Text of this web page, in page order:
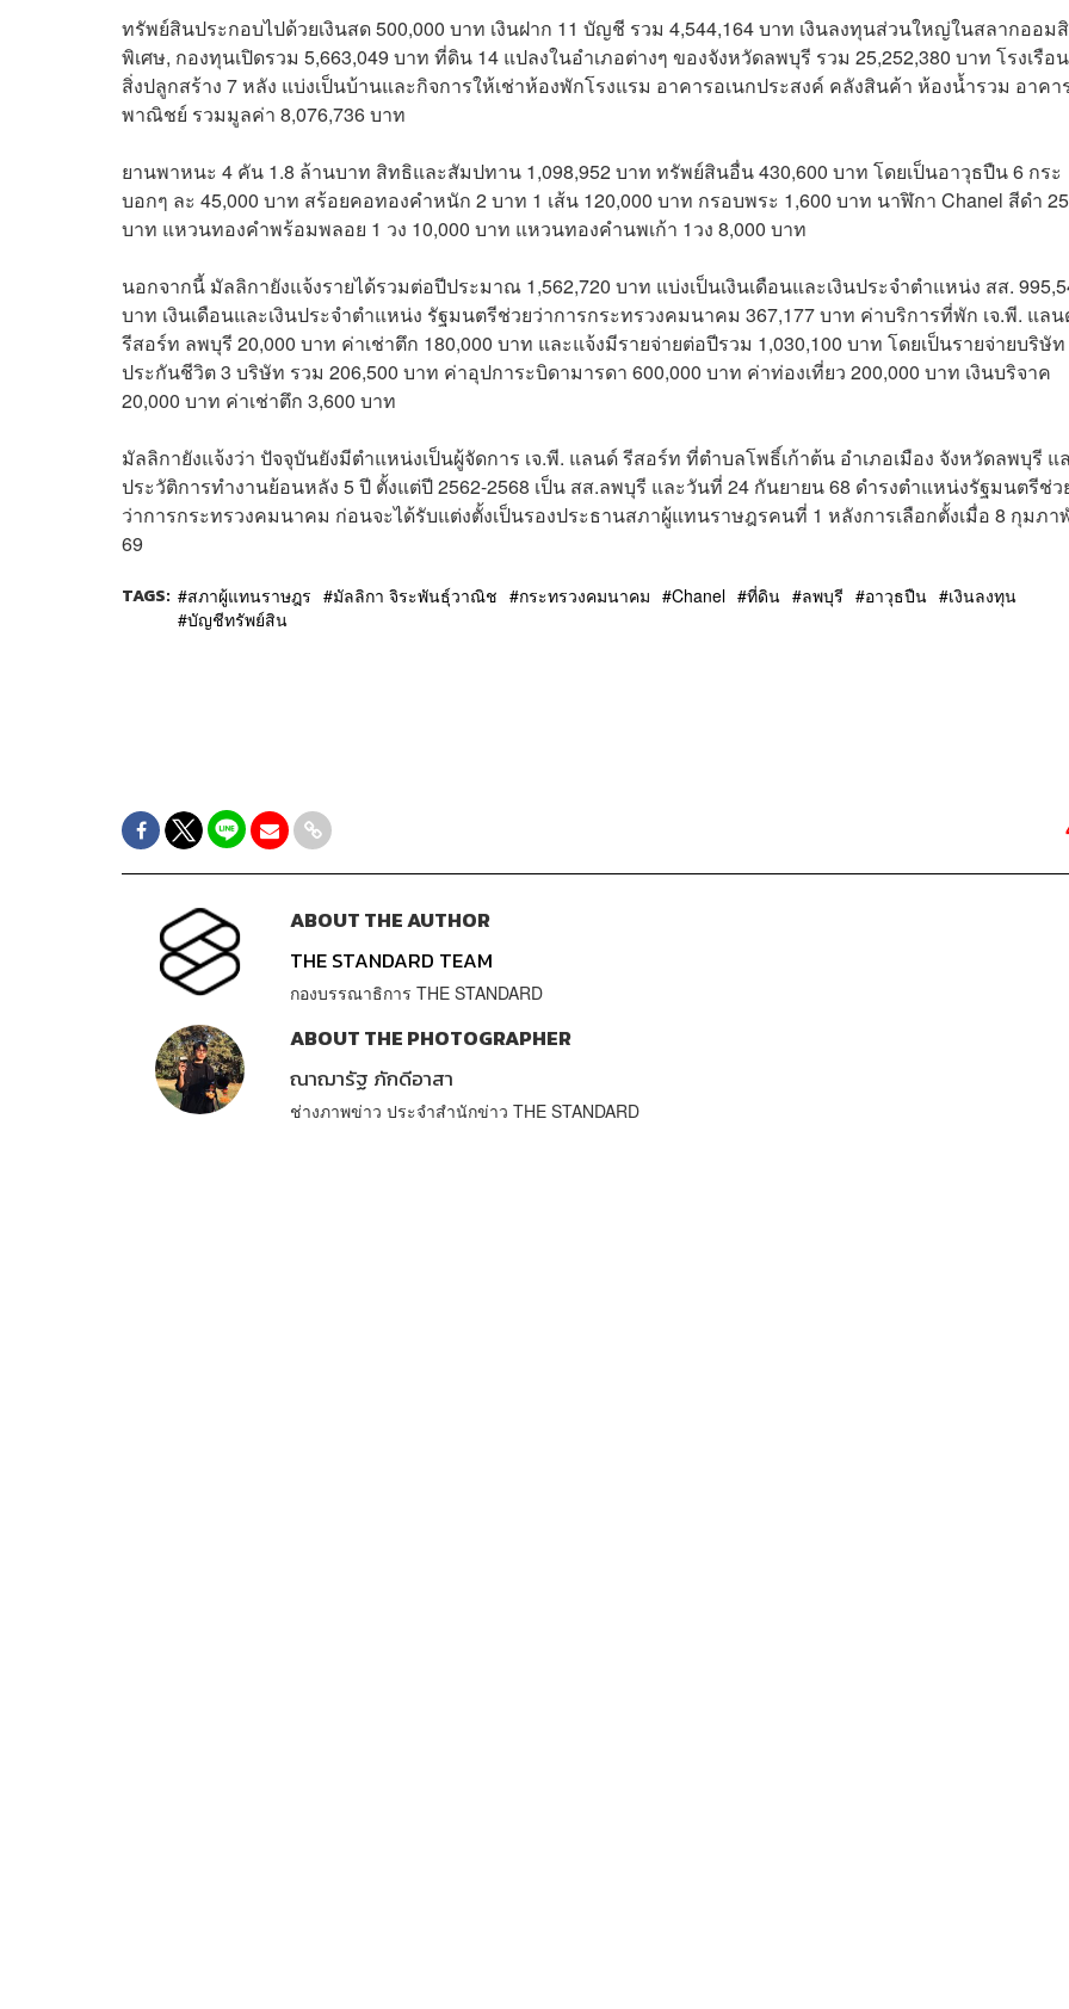
ทรัพย์สินประกอบไปด้วยเงินสด 500,000 บาท เงินฝาก 11 บัญชี รวม 4,544,164 บาท เงินลงทุนส่วนใหญ่ในสลากออม
พิเศษ, กองทุนเปิดรวม 5,663,049 บาท ที่ดิน 14 แปลงในอำเภอต่างๆ ของจังหวัดลพบุรี รวม 25,252,380 บาท โรงเรือ
สิ่งปลูกสร้าง 7 หลัง แบ่งเป็นบ้านและกิจการให้เช่าห้องพักโรงแรม อาคารอเนกประสงค์ คลังสินค้า ห้องน้ำรวม อาคา
พาณิชย์ รวมมูลค่า 8,076,736 บาท
ยานพาหนะ 4 คัน 1.8 ล้านบาท สิทธิและสัมปทาน 1,098,952 บาท ทรัพย์สินอื่น 430,600 บาท โดยเป็นอาวุธปืน 6 กระ
บอกๆ ละ 45,000 บาท สร้อยคอทองคำหนัก 2 บาท 1 เส้น 120,000 บาท กรอบพระ 1,600 บาท นาฬิกา Chanel สีดำ
บาท แหวนทองคำพร้อมพลอย 1 วง 10,000 บาท แหวนทองคำนพเก้า 1วง 8,000 บาท
นอกจากนี้ มัลลิกายังแจ้งรายได้รวมต่อปีประมาณ 1,562,720 บาท แบ่งเป็นเงินเดือนและเงินประจำตำแหน่ง สส.
บาท เงินเดือนและเงินประจำตำแหน่ง รัฐมนตรีช่วยว่าการกระทรวงคมนาคม 367,177 บาท ค่าบริการที่พัก เจ.พี. แล
รีสอร์ท ลพบุรี 20,000 บาท ค่าเช่าตึก 180,000 บาท และแจ้งมีรายจ่ายต่อปีรวม 1,030,100 บาท โดยเป็นรายจ่ายบริษัท
ประกันชีวิต 3 บริษัท รวม 206,500 บาท ค่าอุปการะบิดามารดา 600,000 บาท ค่าท่องเที่ยว 200,000 บาท เงินบริจาค
20,000 บาท ค่าเช่าตึก 3,600 บาท
มัลลิกายังแจ้งว่า ปัจจุบันยังมีตำแหน่งเป็นผู้จัดการ เจ.พี. แลนด์ รีสอร์ท ที่ตำบลโพธิ์เก้าต้น อำเภอเมือง จังหวัดลพบุรี แ
ประวัติการทำงานย้อนหลัง 5 ปี ตั้งแต่ปี 2562-2568 เป็น สส.ลพบุรี และวันที่ 24 กันยายน 68 ดำรงตำแหน่งรัฐมนตรีช่ว
ว่าการกระทรวงคมนาคม ก่อนจะได้รับแต่งตั้งเป็นรองประธานสภาผู้แทนราษฎรคนที่ 1 หลังการเลือกตั้งเมื่อ 8 กุมภา
69
TAGS: สภาผู้แทนราษฎร มัลลิกา จิระพันธุ์วาณิช กระทรวงคมนาคม Chanel ที่ดิน ลพบุรี อาวุธปืน
เงินลงทุน
บัญชีทรัพย์สิน
ABOUT THE AUTHOR
THE STANDARD TEAM
กองบรรณาธิการ THE STANDARD
ABOUT THE PHOTOGRAPHER
ณาฌารัฐ ภักดีอาสา
ช่างภาพข่าว ประจำสำนักข่าว THE STANDARD